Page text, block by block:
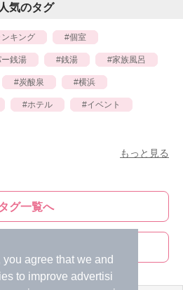
agree that we and
to improve advertisi
人気のタグ
ンキング 個室
ー銭湯 銭湯 家族風呂
炭酸泉 横浜
ホテル イベント
もっと見る
タグ一覧へ